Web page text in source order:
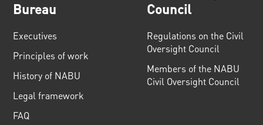
Bureau
Executives
Principles of work
History of NABU
Legal framework
FAQ
Council
Regulations on the Civil
Oversight Council
Members of the NABU
Civil Oversight Council